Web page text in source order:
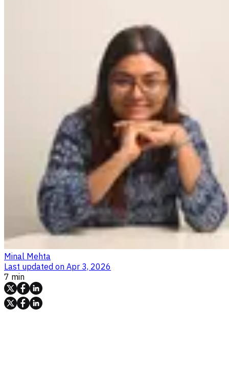
Minal Mehta
Last updated on Apr 3, 2026
7 min